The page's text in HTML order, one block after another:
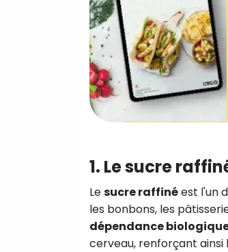
1. Le sucre
Lesucre raffinéest l'un
les bonbons, les
dépendance
cerveau, renforçant